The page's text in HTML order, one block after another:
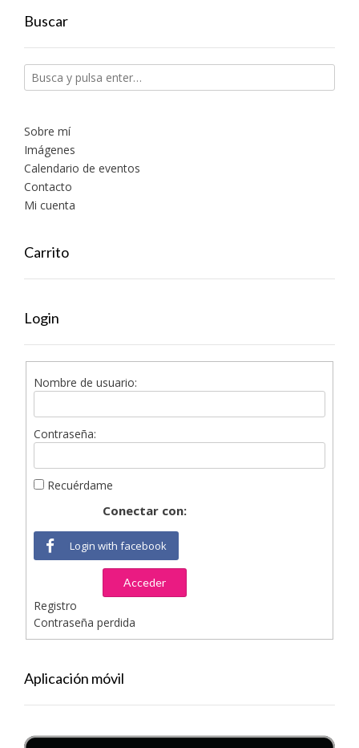
Buscar
Sobre mí
Imágenes
Calendario de eventos
Contacto
Mi cuenta
Carrito
Login
Nombre de usuario:
Contraseña:
Recuérdame
Conectar con:
Login with facebook
Acceder
Registro
Contraseña perdida
Aplicación móvil